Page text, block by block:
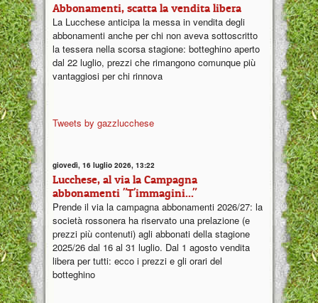
Abbonamenti, scatta la vendita libera
La Lucchese anticipa la messa in vendita degli
abbonamenti anche per chi non aveva sottoscritto
la tessera nella scorsa stagione: botteghino aperto
dal 22 luglio, prezzi che rimangono comunque più
vantaggiosi per chi rinnova
Tweets by gazzlucchese
giovedì, 16 luglio 2026, 13:22
Lucchese, al via la Campagna
abbonamenti "T'immagini..."
Prende il via la campagna abbonamenti 2026/27: la
società rossonera ha riservato una prelazione (e
prezzi più contenuti) agli abbonati della stagione
2025/26 dal 16 al 31 luglio. Dal 1 agosto vendita
libera per tutti: ecco i prezzi e gli orari del
botteghino